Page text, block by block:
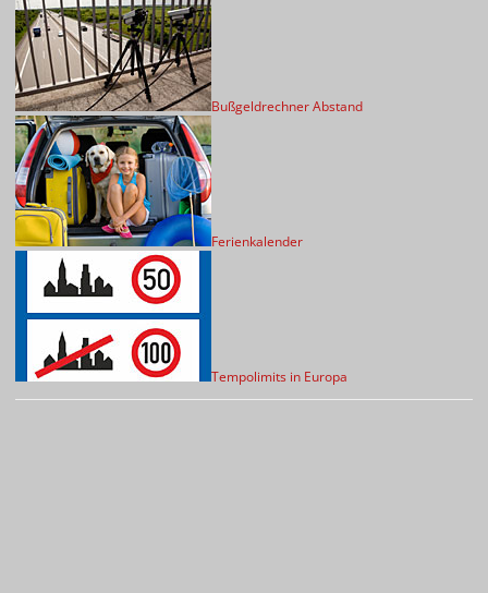
Bußgeldrechner Abstand
Ferienkalender
Tempolimits in Europa